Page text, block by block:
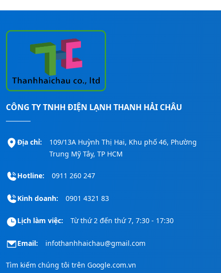
cho các công trình, bạn hãy liên hệ ngay
đến sốHotline:
trợ nhanh nhất!
CÔNG TY TNHH ĐIỆN LẠNH THANH HẢI CHÂU
Địa chỉ:
109/13A Huỳnh Thị Hai, Khu phố 46, Phường
Trung Mỹ Tây, TP HCM
Hotline: 0911 260 247
Kinh doanh: 0901 4321 83
Lịch làm việc: Từ thứ 2 đến thứ 7, 7:30 - 17:30
Email: infothanhhaichau@gmail.com
Tìm kiếm chúng tôi trên Google.com.vn